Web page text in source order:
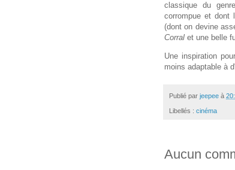
classique du
corrompue et dont
(dont on devine
Corral et une belle
Une inspiration pour
moins adaptable à
Publié par jeepee à
Libellés : cinéma
Aucun